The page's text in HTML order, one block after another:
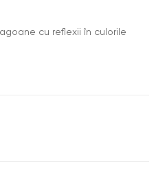
cu reflexii în culorile